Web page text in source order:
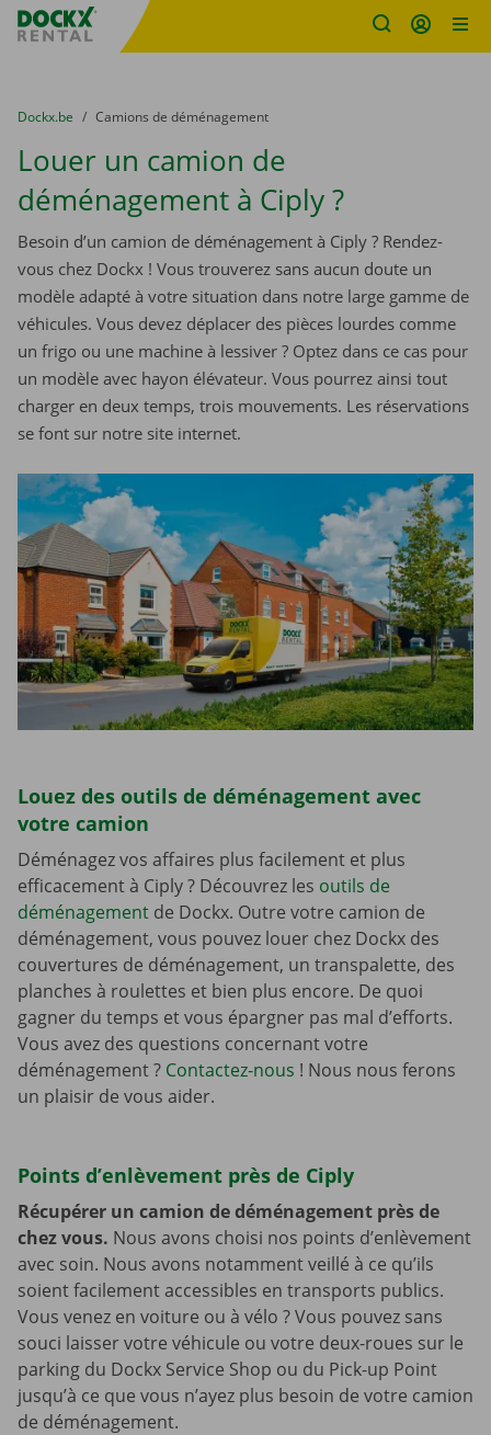
sitename
You are here:
du
Dockx.be to
Camions de déménagement
Louer un camion de
déménagement à Ciply ?
Besoin d’un camion de déménagement à Ciply ? Rendez-
vous chez Dockx ! Vous trouverez sans aucun doute un
modèle adapté à votre situation dans notre large gamme de
véhicules. Vous devez déplacer des pièces lourdes comme
un frigo ou une machine à lessiver ? Optez dans ce cas pour
un modèle avec hayon élévateur. Vous pourrez ainsi tout
charger en deux temps, trois mouvements. Les réservations
se font sur notre site internet.
Louez des outils de déménagement avec
votre camion
Déménagez vos affaires plus facilement et plus
efficacement à Ciply ? Découvrez les outils de
déménagement de Dockx. Outre votre camion de
déménagement, vous pouvez louer chez Dockx des
couvertures de déménagement, un transpalette, des
planches à roulettes et bien plus encore. De quoi
gagner du temps et vous épargner pas mal d’efforts.
Vous avez des questions concernant votre
déménagement ? Contactez-nous ! Nous nous ferons
un plaisir de vous aider.
Points d’enlèvement près de Ciply
Récupérer un camion de déménagement près de
chez vous. Nous avons choisi nos points d’enlèvement
avec soin. Nous avons notamment veillé à ce qu’ils
soient facilement accessibles en transports publics.
Vous venez en voiture ou à vélo ? Vous pouvez sans
souci laisser votre véhicule ou votre deux-roues sur le
parking du Dockx Service Shop ou du Pick-up Point
jusqu’à ce que vous n’ayez plus besoin de votre camion
de déménagement.